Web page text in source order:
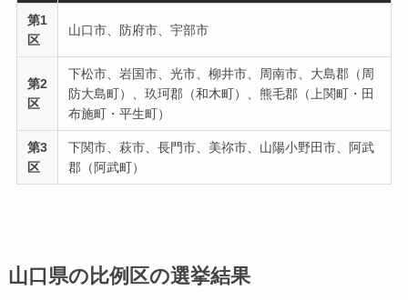
第1
区
山口市、防府市、宇部市
第2
区
下松市、岩国市、光市、柳井市、周南市、大島郡（周
防大島町）、玖珂郡（和木町）、熊毛郡（上関町・田
布施町・平生町）
第3
区
下関市、萩市、長門市、美祢市、山陽小野田市、阿武
郡（阿武町）
山口県の比例区の選挙結果